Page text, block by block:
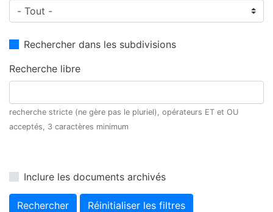
Rechercher dans les subdivisions
Recherche libre
recherche stricte (ne gère pas le pluriel), opérateurs ET et OU
acceptés, 3 caractères minimum
Inclure les documents archivés
Rechercher Réinitialiser les filtres